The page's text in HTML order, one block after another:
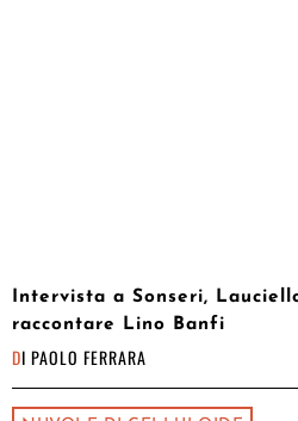
Intervista a Sonseri,
raccontare Lino Banfi
DI PAOLO FERRARA